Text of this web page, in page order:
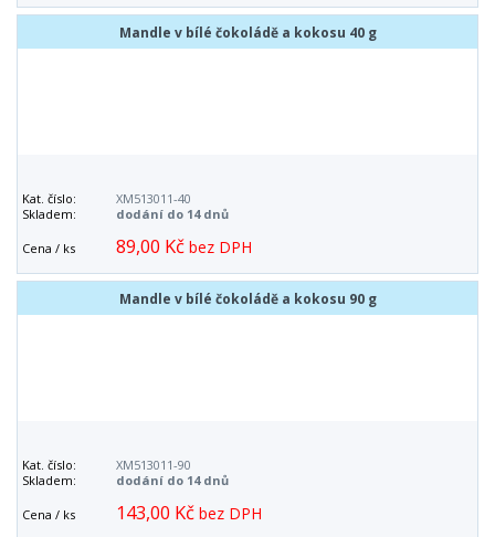
Mandle v bílé čokoládě a kokosu 40 g
Kat. číslo:
XM513011-40
Skladem:
dodání do 14 dnů
Cena / ks 89,00 Kč bez DPH
Mandle v bílé čokoládě a kokosu 90 g
Kat. číslo:
XM513011-90
Skladem:
dodání do 14 dnů
Cena / ks 143,00 Kč bez DPH